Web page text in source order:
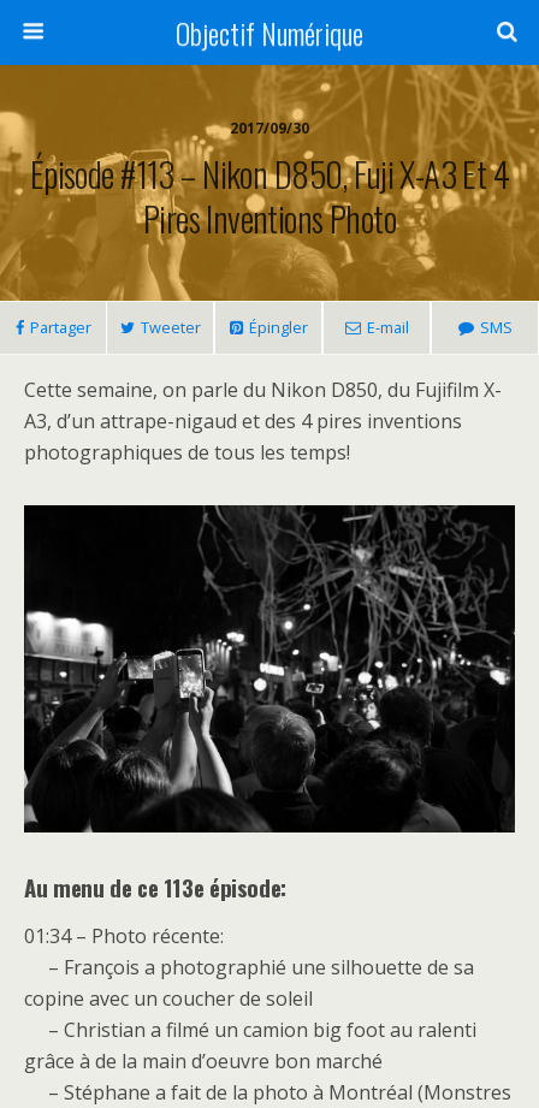
Objectif Numérique
2017/09/30
Épisode #113 – Nikon D850, Fuji X-A3 Et 4
Pires Inventions Photo
Partager Tweeter Épingler E-mail SMS
Cette semaine, on parle du Nikon D850, du Fujifilm X-
A3, d’un attrape-nigaud et des 4 pires inventions
photographiques de tous les temps!
Au menu de ce 113e épisode:
01:34 – Photo récente:
– François a photographié une silhouette de sa
copine avec un coucher de soleil
– Christian a filmé un camion big foot au ralenti
grâce à de la main d’oeuvre bon marché
– Stéphane a fait de la photo à Montréal (Monstres